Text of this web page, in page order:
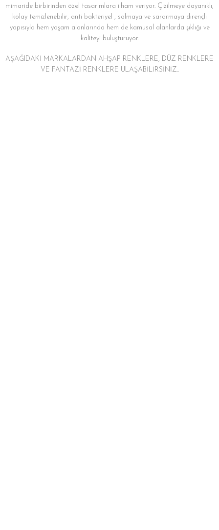
mimaride birbirinden özel tasarımlara ilham veriyor. Çizilmeye dayanıklı,
kolay temizlenebilir, anti bakteriyel , solmaya ve sararmaya dirençli
yapısıyla hem yaşam alanlarında hem de kamusal alanlarda şıklığı ve
kaliteyi buluşturuyor.
AŞAĞIDAKİ MARKALARDAN AHŞAP RENKLERE, DÜZ RENKLERE
VE FANTAZİ RENKLERE ULAŞABİLİRSİNİZ..